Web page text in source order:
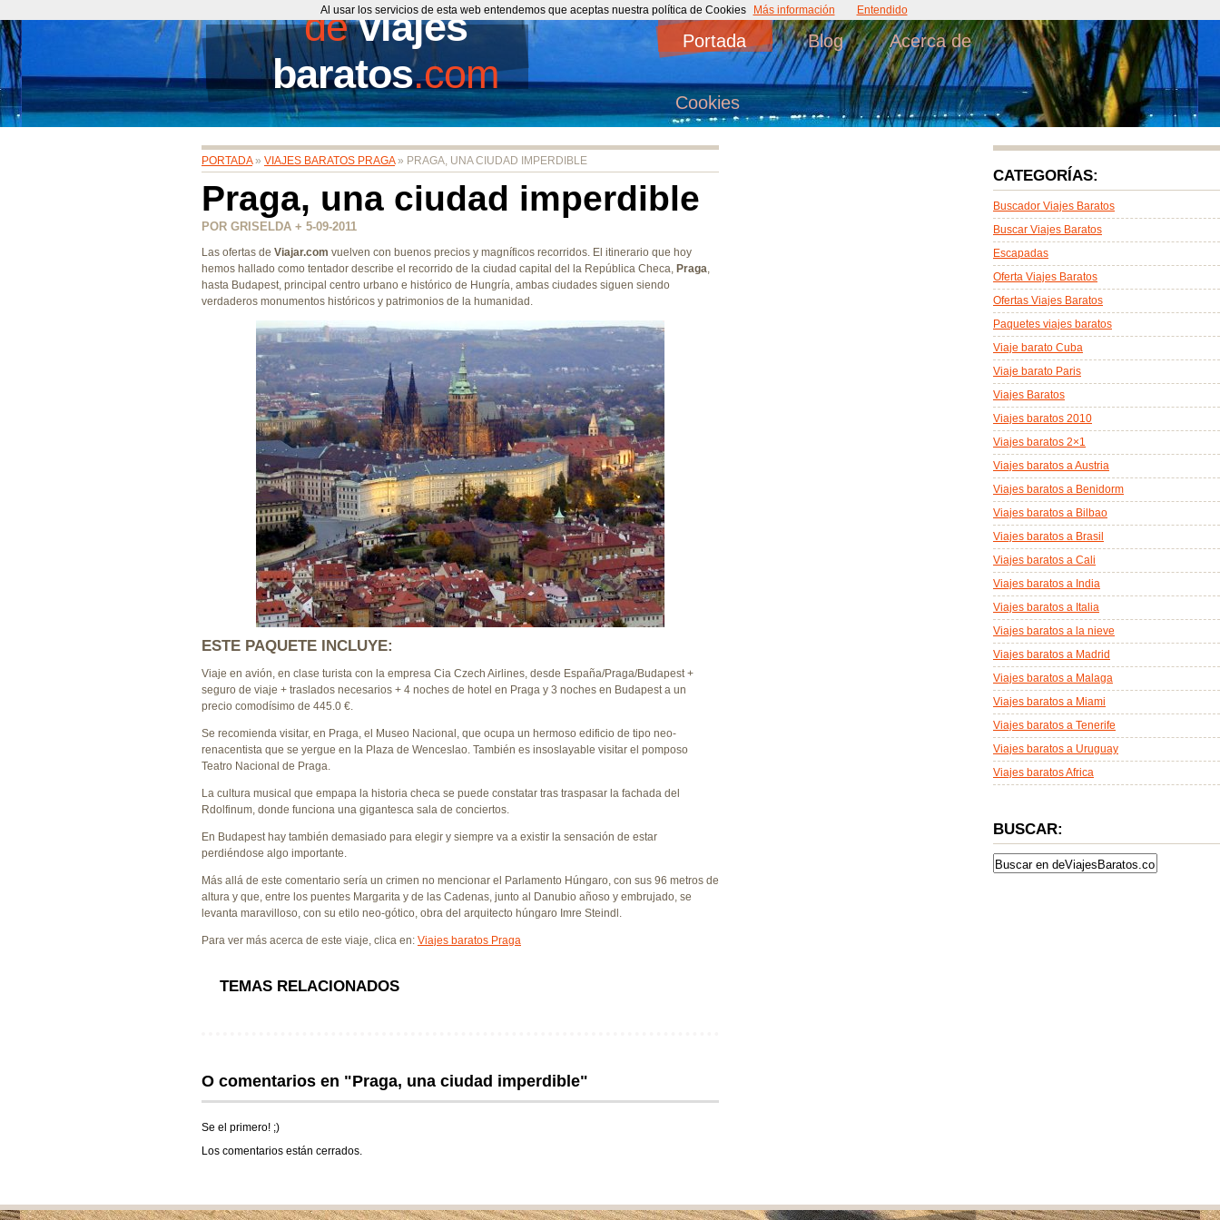
deviajes
baratos.com
Portada Blog Acerca de
Cookies
PORTADA» VIAJES BARATOS PRAGA» PRAGA, UNA CIUDAD IMPERDIBLE
Praga, una ciudad imperdible
POR GRISELDA + 5-09-2011
Las ofertas de Viajar.com vuelven con buenos precios y magníficos recorridos. El itinerario que hoy
hemos hallado como tentador describe el recorrido de la ciudad capital del la República Checa, Praga,
hasta Budapest, principal centro urbano e histórico de Hungría, ambas ciudades siguen siendo
verdaderos monumentos históricos y patrimonios de la humanidad.
ESTE PAQUETE INCLUYE:
Viaje en avión, en clase turista con la empresa Cia Czech Airlines, desde España/Praga/Budapest +
seguro de viaje + traslados necesarios + 4 noches de hotel en Praga y 3 noches en Budapest a un
precio comodísimo de 445.0 €.
Se recomienda visitar, en Praga, el Museo Nacional, que ocupa un hermoso edificio de tipo neo-
renacentista que se yergue en la Plaza de Wenceslao. También es insoslayable visitar el pomposo
Teatro Nacional de Praga.
La cultura musical que empapa la historia checa se puede constatar tras traspasar la fachada del
Rdolfinum, donde funciona una gigantesca sala de conciertos.
En Budapest hay también demasiado para elegir y siempre va a existir la sensación de estar
perdiéndose algo importante.
Más allá de este comentario sería un crimen no mencionar el Parlamento Húngaro, con sus 96 metros de
altura y que, entre los puentes Margarita y de las Cadenas, junto al Danubio añoso y embrujado, se
levanta maravilloso, con su etilo neo-gótico, obra del arquitecto húngaro Imre Steindl.
Para ver más acerca de este viaje, clica en: Viajes baratos Praga
TEMAS RELACIONADOS
O comentarios en "Praga, una ciudad imperdible"
Se el primero! ;)
Los comentarios están cerrados.
CATEGORÍAS:
Buscador Viajes Baratos
Buscar Viajes Baratos
Escapadas
Oferta Viajes Baratos
Ofertas Viajes Baratos
Paquetes viajes baratos
Viaje barato Cuba
Viaje barato Paris
Viajes Baratos
Viajes baratos 2010
Viajes baratos 2×1
Viajes baratos a Austria
Viajes baratos a Benidorm
Viajes baratos a Bilbao
Viajes baratos a Brasil
Viajes baratos a Cali
Viajes baratos a India
Viajes baratos a Italia
Viajes baratos a la nieve
Viajes baratos a Madrid
Viajes baratos a Malaga
Viajes baratos a Miami
Viajes baratos a Tenerife
Viajes baratos a Uruguay
Viajes baratos Africa
BUSCAR:
Al usar los servicios de esta web entendemos que aceptas nuestra política de Cookies Más información Entendido